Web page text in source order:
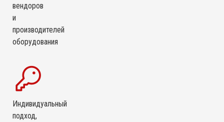
вендоров
и
производителей
оборудования
Индивидуальный
подход,